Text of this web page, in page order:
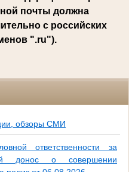
почты должна
с российских
".ru").
обзоры СМИ
ответственности за
донос о совершении